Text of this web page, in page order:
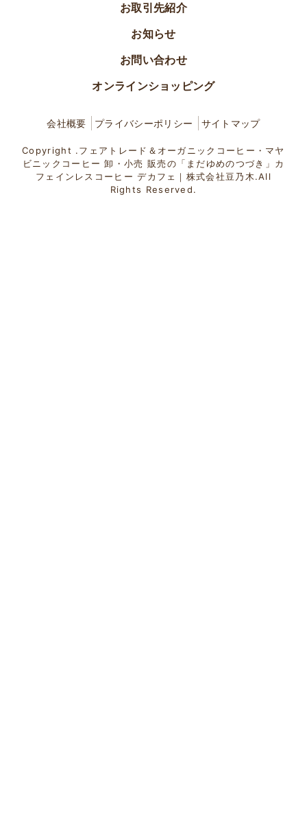
お取引先紹介
お知らせ
お問い合わせ
オンラインショッピング
会社概要 プライバシーポリシー サイトマップ
Copyright .フェアトレード＆オーガニックコーヒー・マヤ
ビニックコーヒー 卸・小売 販売の「まだゆめのつづき」カ
フェインレスコーヒー デカフェ｜株式会社豆乃木.All
Rights Reserved.